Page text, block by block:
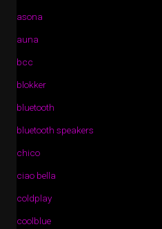
asona
auna
bcc
blokker
bluetooth
bluetooth speakers
chico
ciao bella
coldplay
coolblue